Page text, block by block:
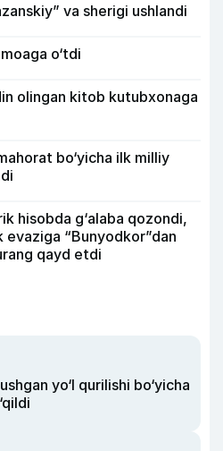
va sherigi ushlandi
o‘tdi
olingan kitob kutubxonaga
bo‘yicha ilk milliy
hisobda g‘alaba qozondi,
evaziga “Bunyodkor”dan
qayd etdi
yo‘l qurilishi bo‘yicha